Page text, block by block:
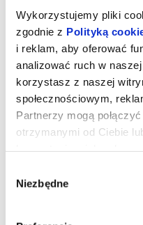
Wykorzystujemy pliki
zgodnie z Polityką
i reklam, aby oferować
analizować ruch w
korzystasz z naszej
społecznościowym,
Partnerzy mogą
otrzymanymi od Ciebie
zgody
Niezbędne
Przepis na
świat zemsty, chciwości i
Glen Powell („Top Gun:
Złotego Globu Margaret
Jessica Henwick („Glass